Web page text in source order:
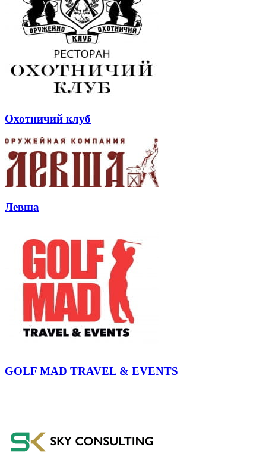
Охотничий клуб
Левша
GOLF MAD TRAVEL & EVENTS